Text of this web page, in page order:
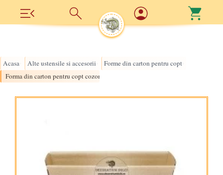
Acasa Alte ustensile si accesorii Forme din carton pentru copt
Forma din carton pentru copt cozonac 400gr. (10buc.)